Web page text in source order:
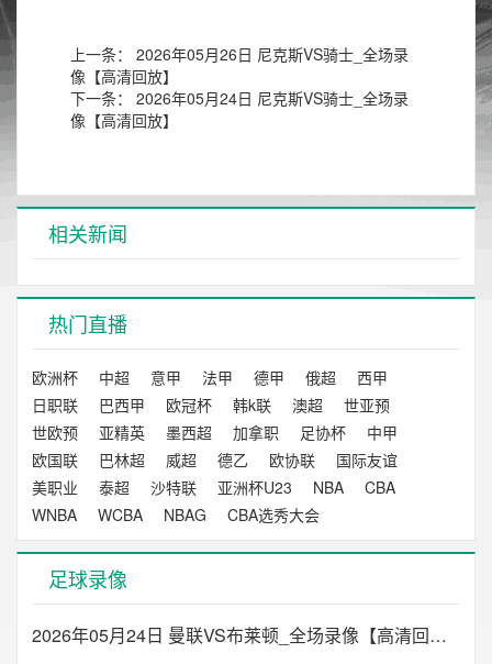
上一条：
2026年05月26日 尼克斯VS骑士_全场录
像【高清回放】
下一条：
2026年05月24日 尼克斯VS骑士_全场录
像【高清回放】
相关新闻
热门直播
欧洲杯 中超 意甲 法甲 德甲 俄超
西甲
日职联
巴西甲 欧冠杯 韩k联 澳超
世亚预
世欧预
亚精英 墨西超 加拿职 足协杯
中甲
欧国联
巴林超 威超 德乙 欧协联
国际友谊
美职业
泰超 沙特联 亚洲杯U23 NBA
CBA
WNBA
WCBA NBAG CBA选秀大会
足球录像
2026年05月24日 曼联VS布莱顿_全场录像【高清回放】